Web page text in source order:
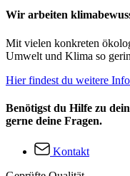
Wir arbeiten
Mit vielen konkreten
Umwelt und Klima so
Hier findest du weitere
Benötigst du Hilfe zu
gerne deine Fragen.
Kontakt